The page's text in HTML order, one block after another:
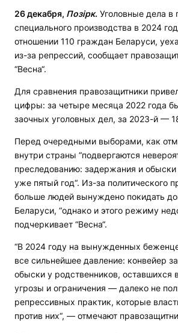
26 декабря, Позірк. Уголовные дела в
специального производства в 2024
отношении 110 граждан Беларуси,
из-за репрессий, сообщает
“Весна“.
Для сравнения правозащитники
цифры: за четыре месяца 2022 года
заочных уголовных дел, за 2023-й —
Перед очередными выборами, как
внутри страны “подвергаются
преследованию: задержания и
уже пятый год“. Из-за политического
больше людей вынуждено покидать
Беларуси, “однако и этого режиму
подчеркивает “Весна“.
“В 2024 году на вынужденных
все сильнейшее давление: конвейер
обыски у родственников, оставшихся
угрозы и ограничения — далеко не
репрессивных практик, которые
против них“, — отмечают